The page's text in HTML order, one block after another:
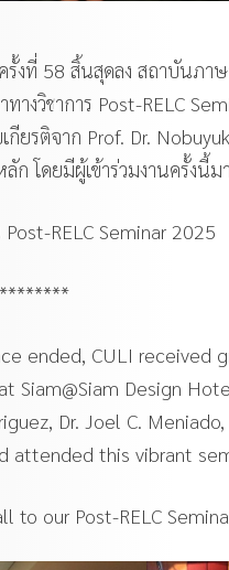
รั้งที่ 58 สิ้นสุดลง สถาบัน
างวิชาการ Post-RELC
ยรติจาก Prof. Dr.
โดยมีผู้เข้าร่วมงานครั้งนี้ม
RELC Seminar 2025
ended, CULI
Siam@Siam Design
Dr. Joel C.
this vibrant
to our Post-RELC